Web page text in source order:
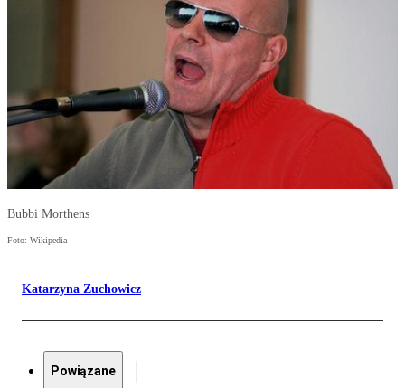
Bubbi Morthens
Foto: Wikipedia
Katarzyna Zuchowicz
Powiązane